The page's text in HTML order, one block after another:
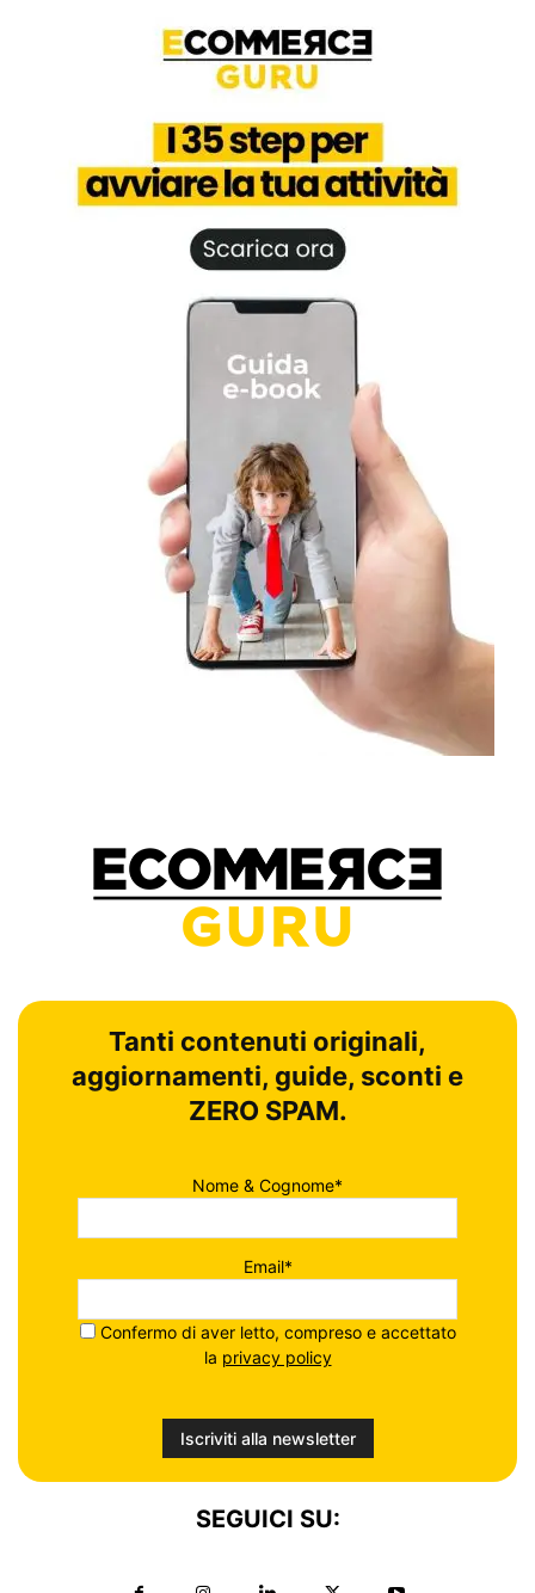
Tanti contenuti originali,
aggiornamenti, guide, sconti e
ZERO SPAM.
Nome & Cognome*
Email*
Confermo di aver letto, compreso e accettato
la privacy policy
SEGUICI SU: